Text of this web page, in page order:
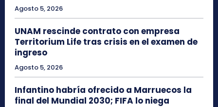
Agosto 5, 2026
UNAM rescinde contrato con empresa
Territorium Life tras crisis en el examen de
ingreso
Agosto 5, 2026
Infantino habría ofrecido a Marruecos la
final del Mundial 2030; FIFA lo niega